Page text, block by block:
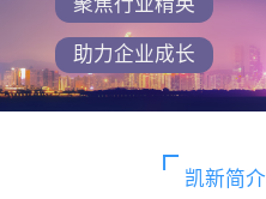
助力企业成长
凯新简介